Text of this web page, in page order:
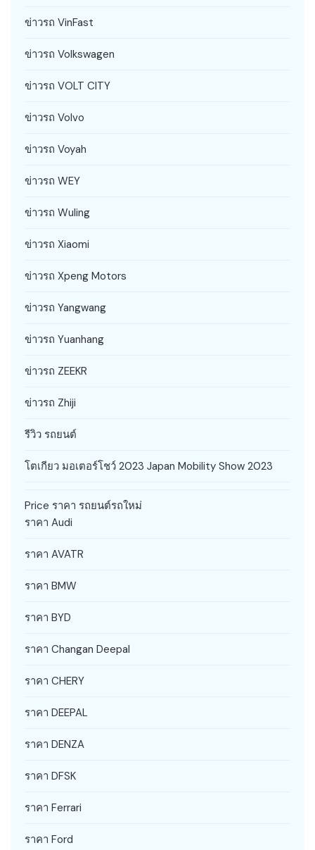
ข่าวรถ VinFast
ข่าวรถ Volkswagen
ข่าวรถ VOLT CITY
ข่าวรถ Volvo
ข่าวรถ Voyah
ข่าวรถ WEY
ข่าวรถ Wuling
ข่าวรถ Xiaomi
ข่าวรถ Xpeng Motors
ข่าวรถ Yangwang
ข่าวรถ Yuanhang
ข่าวรถ ZEEKR
ข่าวรถ Zhiji
รีวิว รถยนต์
โตเกียว มอเตอร์โชว์ 2023 Japan Mobility Show 2023
Price ราคา รถยนต์รถใหม่
ราคา Audi
ราคา AVATR
ราคา BMW
ราคา BYD
ราคา Changan Deepal
ราคา CHERY
ราคา DEEPAL
ราคา DENZA
ราคา DFSK
ราคา Ferrari
ราคา Ford